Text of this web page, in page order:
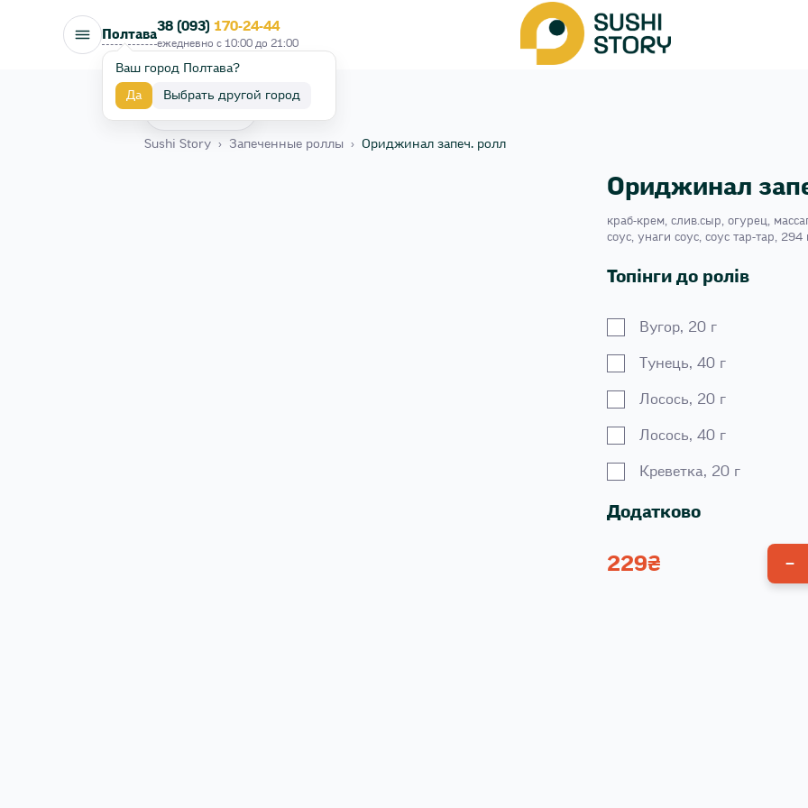
Полтава
Ваш город Полтава?
Да Выбрать другой город
38 (093) 170-24-44
ежедневно с 10:00 до 21:00
Sushi Story › Запеченные роллы › Ориджинал запеч. ролл
Ориджинал
краб-крем, слив.сыр, огурец,
соус, унаги соус, соус тар-тар, 294
Топінги до ролів
Вугор, 20 г
Тунець, 40 г
Лосось, 20 г
Лосось, 40 г
Креветка, 20 г
Додатково
Унагі соус 100 г
229₴